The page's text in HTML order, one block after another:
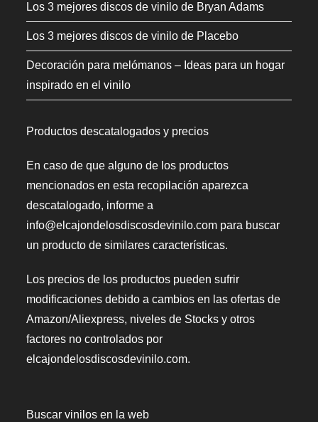
Los 3 mejores discos de vinilo de Bryan Adams
Los 3 mejores discos de vinilo de Placebo
Decoración para melómanos – Ideas para un hogar
inspirado en el vinilo
Productos descatalogados y precios
En caso de que alguno de los productos
mencionados en esta recopilación aparezca
descatalogado, informe a
info@elcajondelosdiscosdevinilo.com para buscar
un producto de similares características.
Los precios de los productos pueden sufrir
modificaciones debido a cambios en las ofertas de
Amazon/Aliexpress, niveles de Stocks y otros
factores no controlados por
elcajondelosdiscosdevinilo.com.
Buscar vinilos en la web